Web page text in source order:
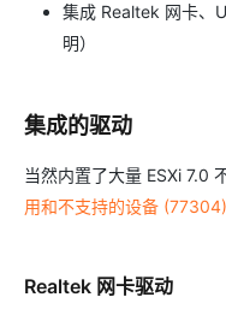
集成 Realtek 网卡、
明）
集成的驱动
当然内置了大量 ESXi 7.0
用和不支持的设备 (77304)
Realtek 网卡驱动